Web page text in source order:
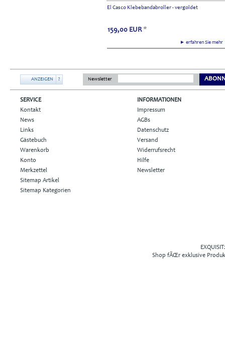
El Casco Klebebandabroller - vergoldet
► erfahren Sie
159,00 EUR *
ANZEIGEN ? Newsletter
SERVICE
Kontakt
News
Links
Gästebuch
Warenkorb
Konto
Merkzettel
Sitemap Artikel
Sitemap Kategorien
INFORMATIONEN
Impressum
AGBs
Datenschutz
Versand
Widerrufsrecht
Hilfe
Newsletter
Shop fÃŒr exklusive